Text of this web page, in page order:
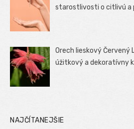
starostlivosti o citlivú a
Orech lieskový Červený
úžitkový a dekoratívny
NAJČÍTANEJŠIE